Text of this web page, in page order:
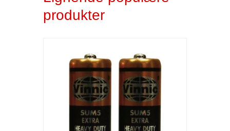
produkter